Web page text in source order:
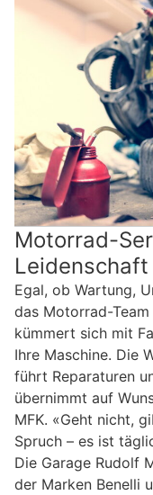
Motorrad-
Egal, ob Wartung,
das Motorrad-
kümmert sich mit
Ihre Maschine. Die
führt Reparaturen
übernimmt auf
MFK. «Geht nicht,
Spruch – es ist
Die Garage Rudolf
der Marken Benelli